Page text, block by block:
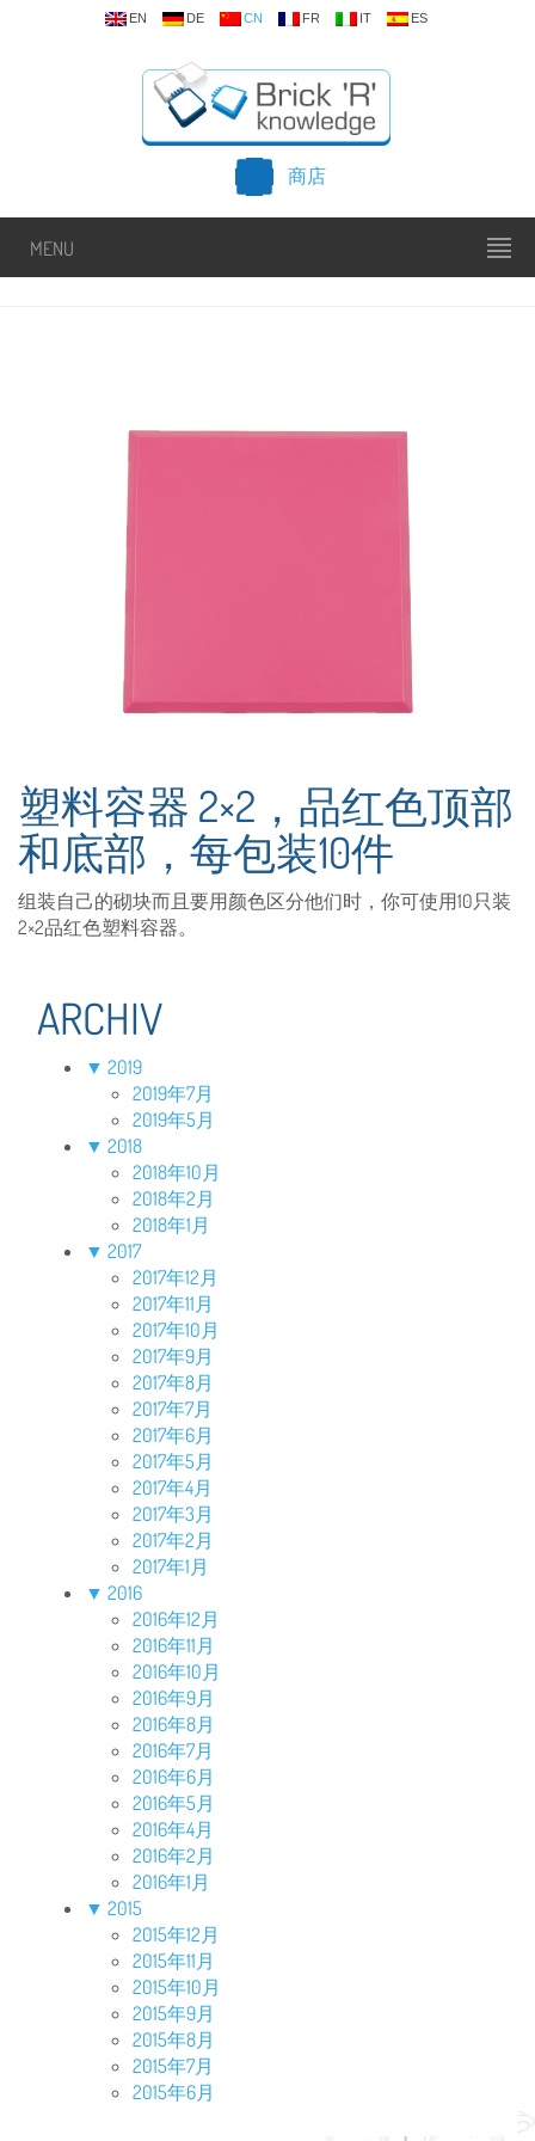
EN DE CN FR IT ES
商店
MENU
塑料容器 2×2，品红色顶部
和底部，每包装10件
组装自己的砌块而且要用颜色区分他们时，你可使用10只装
2×2品红色塑料容器。
ARCHIV
▼ 2019
2019年7月
2019年5月
▼ 2018
2018年10月
2018年2月
2018年1月
▼ 2017
2017年12月
2017年11月
2017年10月
2017年9月
2017年8月
2017年7月
2017年6月
2017年5月
2017年4月
2017年3月
2017年2月
2017年1月
▼ 2016
2016年12月
2016年11月
2016年10月
2016年9月
2016年8月
2016年7月
2016年6月
2016年5月
2016年4月
2016年2月
2016年1月
▼ 2015
2015年12月
2015年11月
2015年10月
2015年9月
2015年8月
2015年7月
2015年6月